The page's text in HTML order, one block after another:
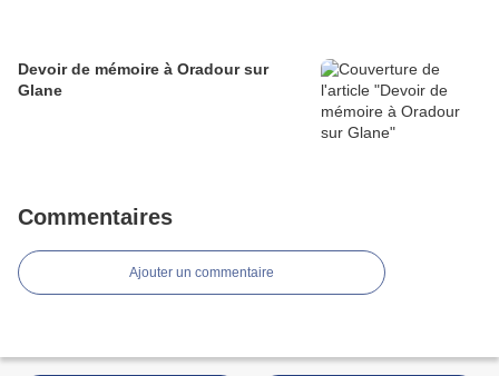
Devoir de mémoire à Oradour sur
Glane
Commentaires
Ajouter un commentaire